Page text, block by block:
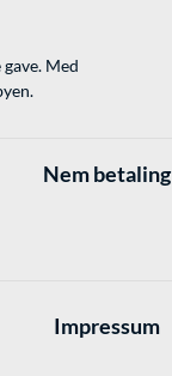
Med
Nem betaling
Impressum